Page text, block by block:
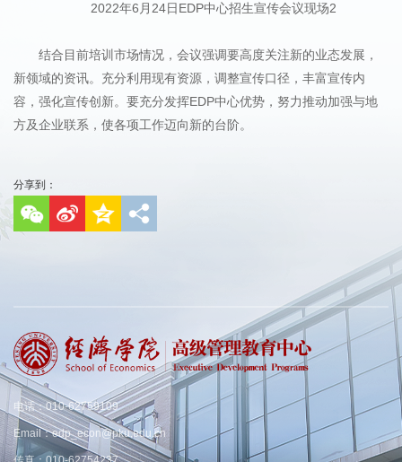
2022年6月24日EDP中心招生宣传会议现场2
结合目前培训市场情况，会议强调要高度关注新的业态发展，
新领域的资讯。充分利用现有资源，调整宣传口径，丰富宣传内
容，强化宣传创新。要充分发挥EDP中心优势，努力推动加强与地
方及企业联系，使各项工作迈向新的台阶。
分享到：
电话：010-62759109
Email：edp_econ@pku.edu.cn